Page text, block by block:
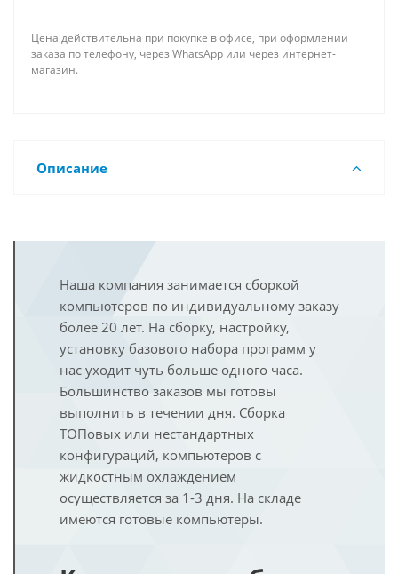
Цена действительна при покупке в офисе, при оформлении
заказа по телефону, через WhatsApp или через интернет-
магазин.
Описание
Наша компания занимается сборкой
компьютеров по индивидуальному заказу
более 20 лет. На сборку, настройку,
установку базового набора программ у
нас уходит чуть больше одного часа.
Большинство заказов мы готовы
выполнить в течении дня. Сборка
ТОПовых или нестандартных
конфигураций, компьютеров с
жидкостным охлаждением
осуществляется за 1-3 дня. На складе
имеются готовые компьютеры.